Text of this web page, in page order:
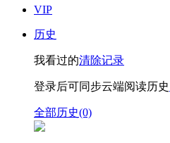
VIP
历史
我看过的清除记录
登录后可同步云端阅读历史
全部历史(0)